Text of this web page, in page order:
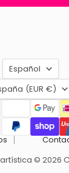
Idioma
Español
(EUR €)
© 2026